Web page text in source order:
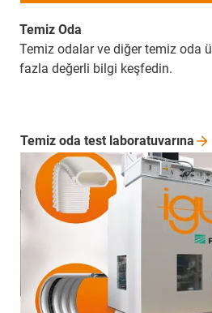
Temiz Oda
Temiz odalar ve diğer temiz oda
fazla değerli bilgi keşfedin.
Temiz oda test laboratuvarına